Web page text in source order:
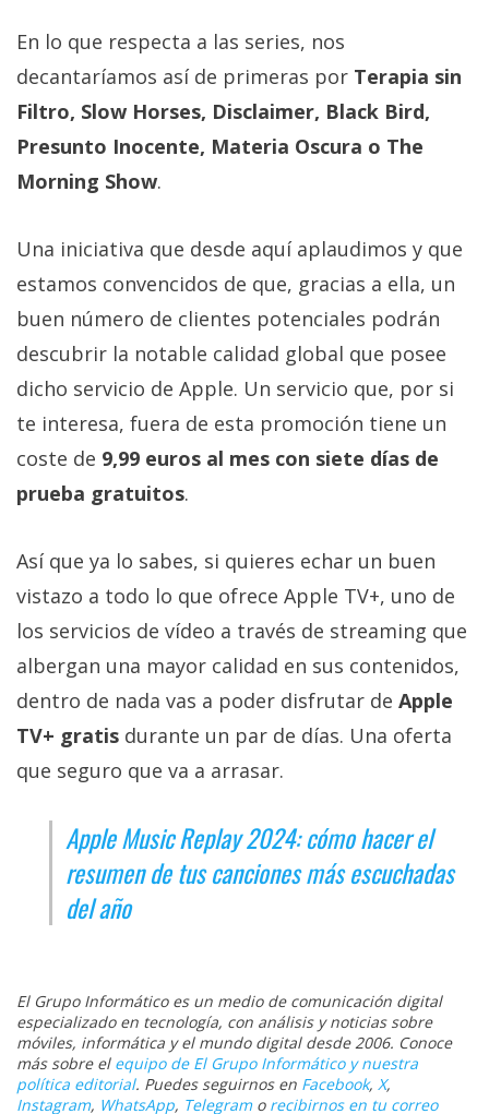
En lo que respecta a las series, nos
decantaríamos así de primeras por Terapia sin
Filtro, Slow Horses, Disclaimer, Black Bird,
Presunto Inocente, Materia Oscura o The
Morning Show.
Una iniciativa que desde aquí aplaudimos y que
estamos convencidos de que, gracias a ella, un
buen número de clientes potenciales podrán
descubrir la notable calidad global que posee
dicho servicio de Apple. Un servicio que, por si
te interesa, fuera de esta promoción tiene un
coste de 9,99 euros al mes con siete días de
prueba gratuitos.
Así que ya lo sabes, si quieres echar un buen
vistazo a todo lo que ofrece Apple TV+, uno de
los servicios de vídeo a través de streaming que
albergan una mayor calidad en sus contenidos,
dentro de nada vas a poder disfrutar de Apple
TV+ gratis durante un par de días. Una oferta
que seguro que va a arrasar.
Apple Music Replay 2024: cómo hacer el
resumen de tus canciones más escuchadas
del año
El Grupo Informático es un medio de comunicación digital
especializado en tecnología, con análisis y noticias sobre
móviles, informática y el mundo digital desde 2006. Conoce
más sobre el equipo de El Grupo Informático y nuestra
política editorial. Puedes seguirnos en Facebook, X,
Instagram, WhatsApp, Telegramo recibirnos en tu correo